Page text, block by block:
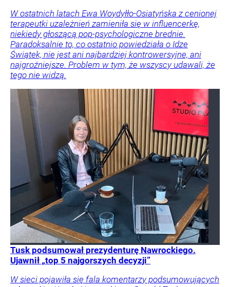
W ostatnich latach Ewa Woydyłło-Osiatyńska z cenionej
terapeutki uzależnień zamieniła się w influencerkę,
niekiedy głoszącą pop-psychologiczne brednie.
Paradoksalnie to, co ostatnio powiedziała o Idze
Świątek, nie jest ani najbardziej kontrowersyjne, ani
najgroźniejsze. Problem w tym, że wszyscy udawali, że
tego nie widzą.
Tusk podsumował prezydenturę Nawrockiego.
Ujawnił „top 5 najgorszych decyzji”
W sieci pojawiła się fala komentarzy podsumowujących